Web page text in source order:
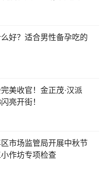
席研究员张燕生
好？适合男性备孕吃的
美收官！金正茂·汉派
亮开街！
市场监管局开展中秋节
作坊专项检查